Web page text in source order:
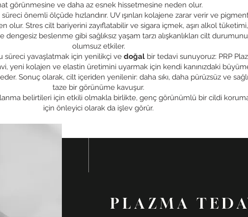
görünmesine ve daha az esnek hissetmesine neden olur.
önemli ölçüde hızlandırır. UV ışınları kolajene zarar verir ve
olur. Stres cilt bariyerini zayıflatabilir ve sigara içmek, aşırı alkol tüketimi,
dengesiz beslenme gibi sağlıksız yaşam tarzı alışkanlıkları cilt durumunu
olumsuz etkiler.
süreci yavaşlatmak için yenilikçi ve doğal bir tedavi sunuyoruz: PRP
yeni kolajen ve elastin üretimini uyarmak için kendi kanınızdaki
Sonuç olarak, cilt içeriden yenilenir: daha sıkı, daha pürüzsüz ve
taze bir görünüme kavuşur.
belirtileri için etkili olmakla birlikte, genç görünümlü bir cildi
için önleyici olarak da işlev görür.
PLAZMA